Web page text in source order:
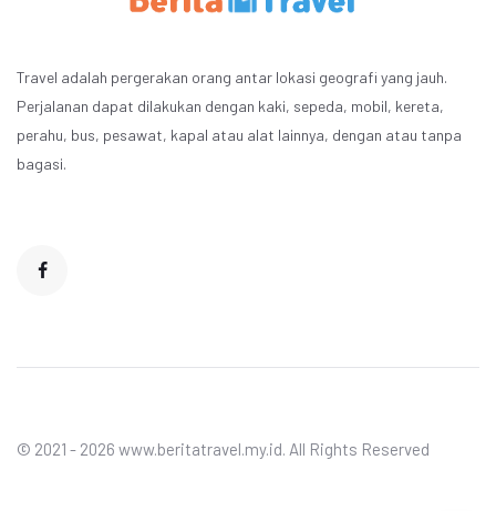
Travel adalah pergerakan orang antar lokasi geografi yang jauh.
Perjalanan dapat dilakukan dengan kaki, sepeda, mobil, kereta,
perahu, bus, pesawat, kapal atau alat lainnya, dengan atau tanpa
bagasi.
© 2021 - 2026 www.beritatravel.my.id. All Rights Reserved